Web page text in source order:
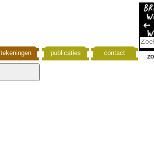
tekeningen publicaties contact